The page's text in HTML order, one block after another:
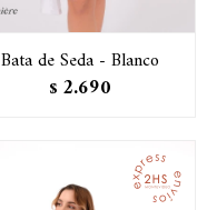
Bata de Seda - Blanco
$ 2.690